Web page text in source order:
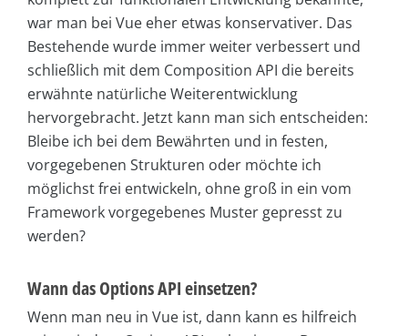
war man bei Vue eher etwas konservativer. Das
Bestehende wurde immer weiter verbessert und
schließlich mit dem Composition API die bereits
erwähnte natürliche Weiterentwicklung
hervorgebracht. Jetzt kann man sich entscheiden:
Bleibe ich bei dem Bewährten und in festen,
vorgegebenen Strukturen oder möchte ich
möglichst frei entwickeln, ohne groß in ein vom
Framework vorgegebenes Muster gepresst zu
werden?
Wann das Options API einsetzen?
Wenn man neu in Vue ist, dann kann es hilfreich